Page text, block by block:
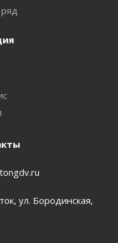
ул. Бородинская,